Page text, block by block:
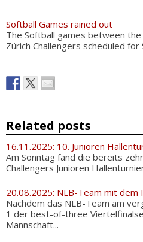
Softball Games rained out
The Softball games between
Zürich Challengers scheduled
Related posts
16.11.2025: 10. Junioren
Am Sonntag fand die bereits
Challengers Junioren
20.08.2025: NLB-Team mit dem
Nachdem das NLB-Team am
1 der best-of-three
Mannschaft...